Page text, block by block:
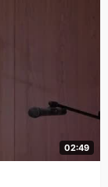
02:49